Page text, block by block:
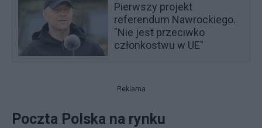
Pierwszy projekt
referendum Nawrockiego.
"Nie jest przeciwko
członkostwu w UE"
Reklama
Poczta Polska na rynku